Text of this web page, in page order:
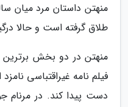
منهتن داستان مرد میان
طلاق گرفته است و حالا
منهتن در دو بخش
فیلم نامه غیراقتباسی
دست پیدا کند. در مرنام